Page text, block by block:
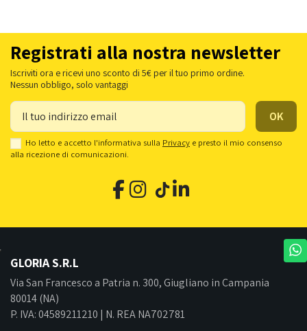
Registrati alla nostra newsletter
Iscriviti ora e ricevi uno sconto di 5€ per il tuo primo ordine.
Nessun obbligo, solo vantaggi
Ho letto e accetto l'informativa sulla Privacy e presto il mio consenso
alla ricezione di comunicazioni.
GLORIA S.R.L
Via San Francesco a Patria n. 300, Giugliano in Campania
80014 (NA)
P. IVA: 04589211210 | N. REA NA702781